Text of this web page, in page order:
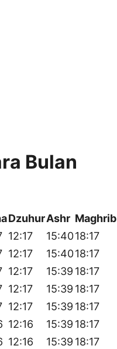
Bulan
DzuhurAshr Maghrib
12:17 15:4018:17
12:17 15:4018:17
12:17 15:39 18:17
12:17 15:39 18:17
12:17 15:39 18:17
12:16 15:39 18:17
12:16 15:39 18:17